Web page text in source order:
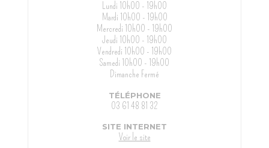
Lundi 10h00 - 19h00
Mardi 10h00 - 19h00
Mercredi 10h00 - 19h00
Jeudi 10h00 - 19h00
Vendredi 10h00 - 19h00
Samedi 10h00 - 19h00
Dimanche Fermé
TÉLÉPHONE
03 61 48 81 32
SITE INTERNET
Voir le site